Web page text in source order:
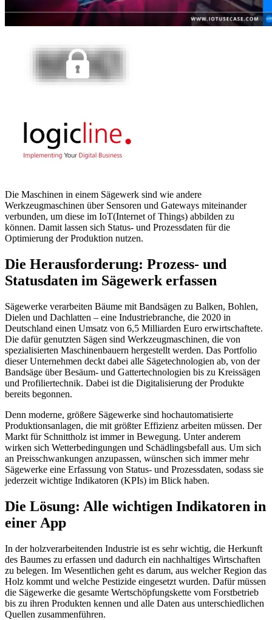
Die Maschinen in einem Sägewerk sind wie andere
Werkzeugmaschinen über Sensoren und Gateways miteinander
verbunden, um diese im IoT(Internet of Things) abbilden zu
können. Damit lassen sich Status- und Prozessdaten für die
Optimierung der Produktion nutzen.
Die Herausforderung: Prozess- und
Statusdaten im Sägewerk erfassen
Sägewerke verarbeiten Bäume mit Bandsägen zu Balken, Bohlen,
Dielen und Dachlatten – eine Industriebranche, die 2020 in
Deutschland einen Umsatz von 6,5 Milliarden Euro erwirtschaftete.
Die dafür genutzten Sägen sind Werkzeugmaschinen, die von
spezialisierten Maschinenbauern hergestellt werden. Das Portfolio
dieser Unternehmen deckt dabei alle Sägetechnologien ab, von der
Bandsäge über Besäum- und Gattertechnologien bis zu Kreissägen
und Profiliertechnik. Dabei ist die Digitalisierung der Produkte
bereits begonnen.
Denn moderne, größere Sägewerke sind hochautomatisierte
Produktionsanlagen, die mit größter Effizienz arbeiten müssen. Der
Markt für Schnittholz ist immer in Bewegung. Unter anderem
wirken sich Wetterbedingungen und Schädlingsbefall aus. Um sich
an Preisschwankungen anzupassen, wünschen sich immer mehr
Sägewerke eine Erfassung von Status- und Prozessdaten, sodass sie
jederzeit wichtige Indikatoren (KPIs) im Blick haben.
Die Lösung: Alle wichtigen Indikatoren in
einer App
In der holzverarbeitenden Industrie ist es sehr wichtig, die Herkunft
des Baumes zu erfassen und dadurch ein nachhaltiges Wirtschaften
zu belegen. Im Wesentlichen geht es darum, aus welcher Region das
Holz kommt und welche Pestizide eingesetzt wurden. Dafür müssen
die Sägewerke die gesamte Wertschöpfungskette vom Forstbetrieb
bis zu ihren Produkten kennen und alle Daten aus unterschiedlichen
Quellen zusammenführen.